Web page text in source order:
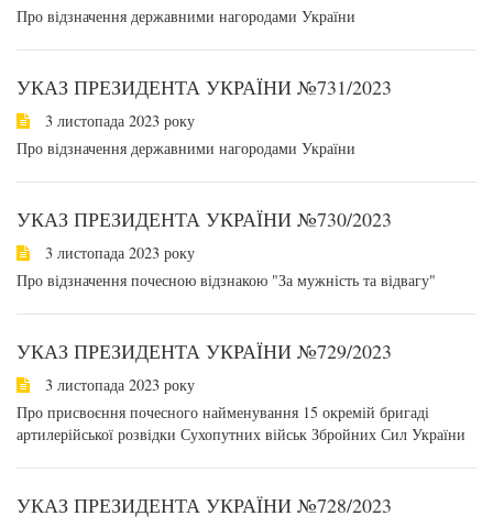
Про відзначення державними нагородами України
УКАЗ ПРЕЗИДЕНТА УКРАЇНИ №731/2023
3 листопада 2023 року
Про відзначення державними нагородами України
УКАЗ ПРЕЗИДЕНТА УКРАЇНИ №730/2023
3 листопада 2023 року
Про відзначення почесною відзнакою "За мужність та відвагу"
УКАЗ ПРЕЗИДЕНТА УКРАЇНИ №729/2023
3 листопада 2023 року
Про присвоєння почесного найменування 15 окремій бригаді
артилерійської розвідки Сухопутних військ Збройних Сил України
УКАЗ ПРЕЗИДЕНТА УКРАЇНИ №728/2023